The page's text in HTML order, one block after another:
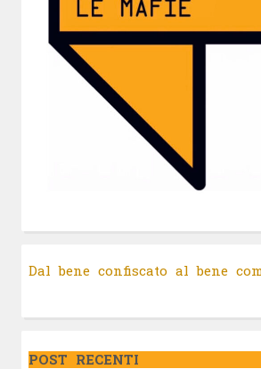
Dal bene confiscato al bene
POST RECENTI